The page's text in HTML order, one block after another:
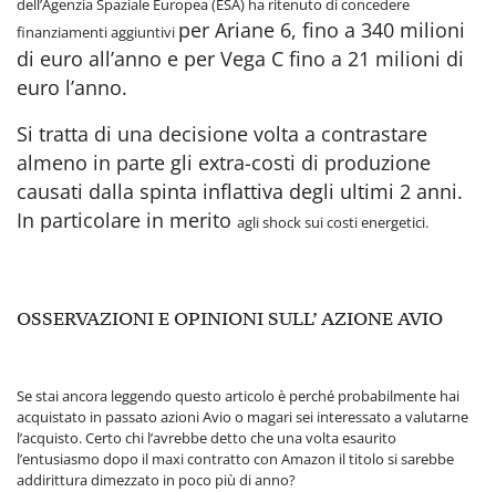
dell’Agenzia Spaziale Europea (ESA) ha ritenuto di concedere
finanziamenti aggiuntivi per Ariane 6, fino a 340 milioni
di euro all’anno e per Vega C fino a 21 milioni di
euro l’anno.
Si tratta di una decisione volta a contrastare
almeno in parte gli extra-costi di produzione
causati dalla spinta inflattiva degli ultimi 2 anni.
In particolare in merito agli shock sui costi energetici.
OSSERVAZIONI E OPINIONI SULL’ AZIONE AVIO
Se stai ancora leggendo questo articolo è perché probabilmente hai
acquistato in passato azioni Avio o magari sei interessato a valutarne
l’acquisto. Certo chi l’avrebbe detto che una volta esaurito
l’entusiasmo dopo il maxi contratto con Amazon il titolo si sarebbe
addirittura dimezzato in poco più di anno?